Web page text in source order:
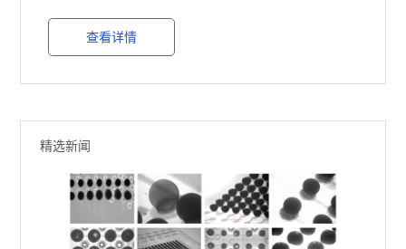
查看详情
精选新闻